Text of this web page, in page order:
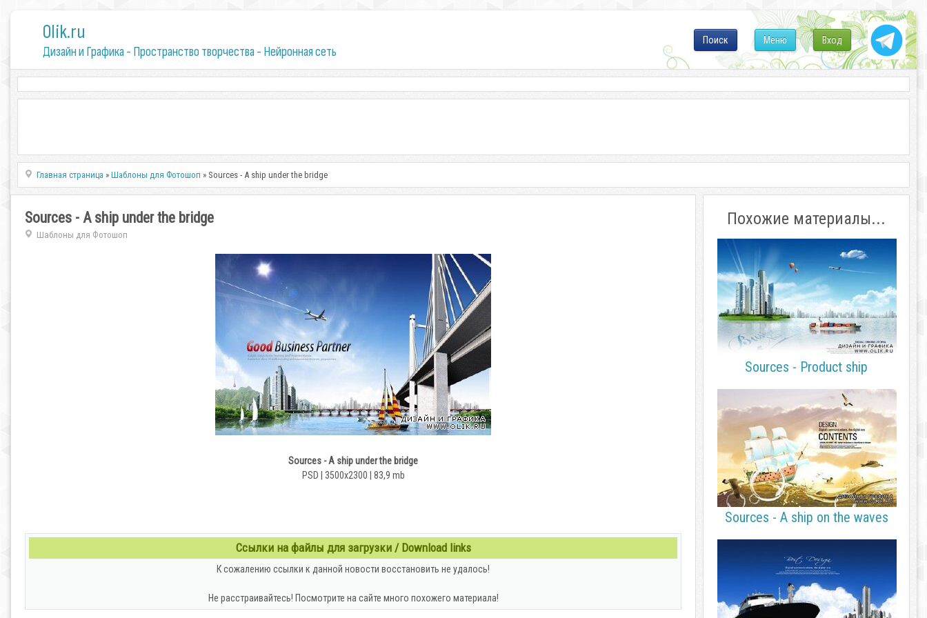
0lik.ru
Дизайн и Графика - Пространство творчества - Нейронная сеть
Вход
Меню
Поиск
Главная страница »Шаблоны для Фотошоп » Sources - A ship under the bridge
Sources - A ship under the bridge
Шаблоны для Фотошоп
Sources - A ship under the bridge
PSD | 3500x2300 | 83,9 mb
Ссылки на файлы для загрузки / Download links
К сожалению ссылки к данной новости восстановить не удалось!
Не расстраивайтесь! Посмотрите на сайте много похожего материала!
Похожие материалы...
Sources - Product ship
Sources - A ship on the waves